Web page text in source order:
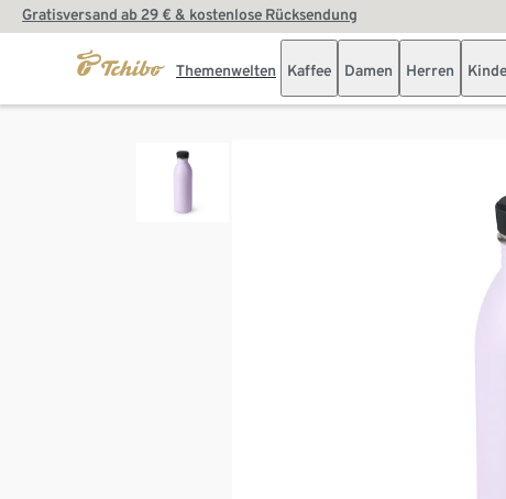
Gratisversand ab 29 € & kostenlose Rücksendung
Themenwelten Kaffee Damen Herren